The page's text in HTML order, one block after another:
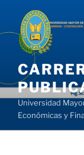
contenido
Universidad
Económicas y